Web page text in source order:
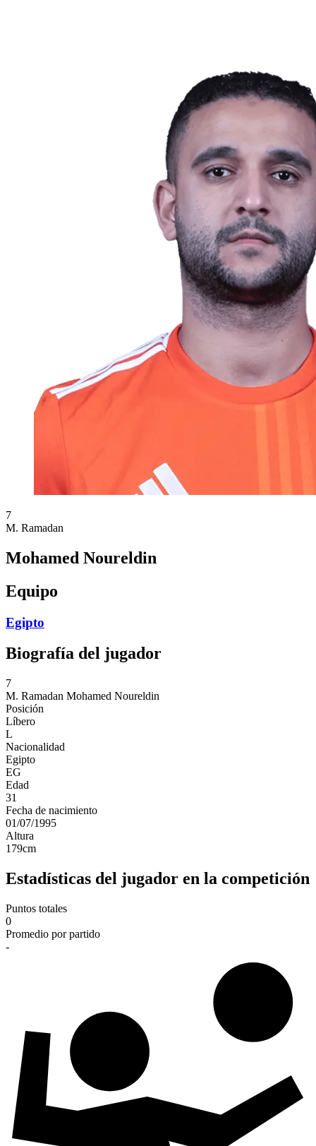
7
M. Ramadan
Mohamed Noureldin
Equipo
Egipto
Biografía del jugador
7
M. Ramadan Mohamed Noureldin
Posición
Líbero
L
Nacionalidad
Egipto
EG
Edad
31
Fecha de nacimiento
01/07/1995
Altura
179cm
Estadísticas del jugador en la competición
Puntos totales
0
Promedio por partido
-